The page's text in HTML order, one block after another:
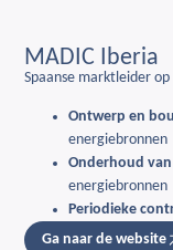
MADIC Iberia
Spaanse marktleider
Ontwerp en
energiebronnen
Onderhoud
energiebronnen
Periodieke
Ga naar de website